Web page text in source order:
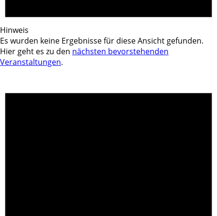
Hinweis
Es wurden keine Ergebnisse für diese Ansicht gefunden.
Hier geht es zu den nächsten bevorstehenden
Veranstaltungen.